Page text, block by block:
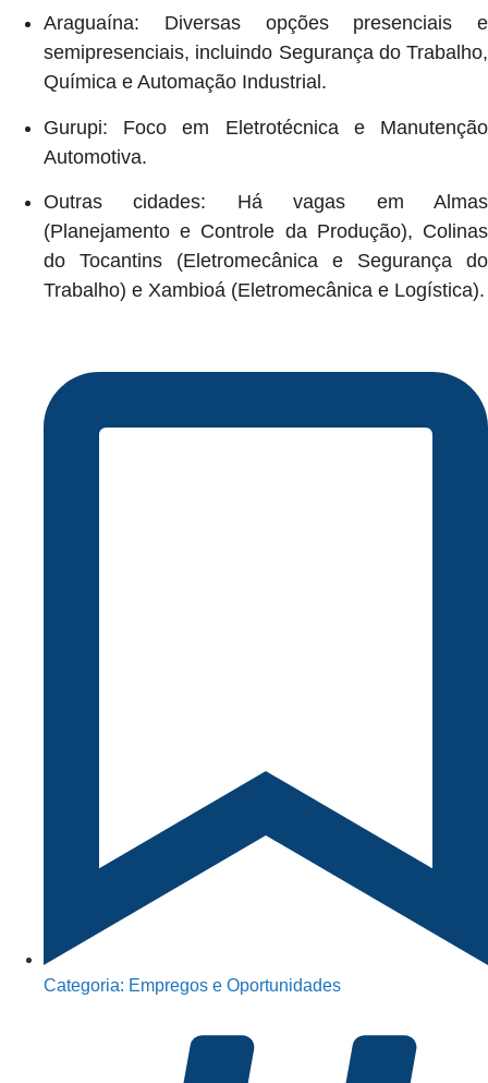
Araguaína: Diversas opções presenciais e
semipresenciais, incluindo Segurança do Trabalho,
Química e Automação Industrial.
Gurupi: Foco em Eletrotécnica e Manutenção
Automotiva.
Outras cidades: Há vagas em Almas
(Planejamento e Controle da Produção), Colinas
do Tocantins (Eletromecânica e Segurança do
Trabalho) e Xambioá (Eletromecânica e Logística).
Categoria: Empregos e Oportunidades